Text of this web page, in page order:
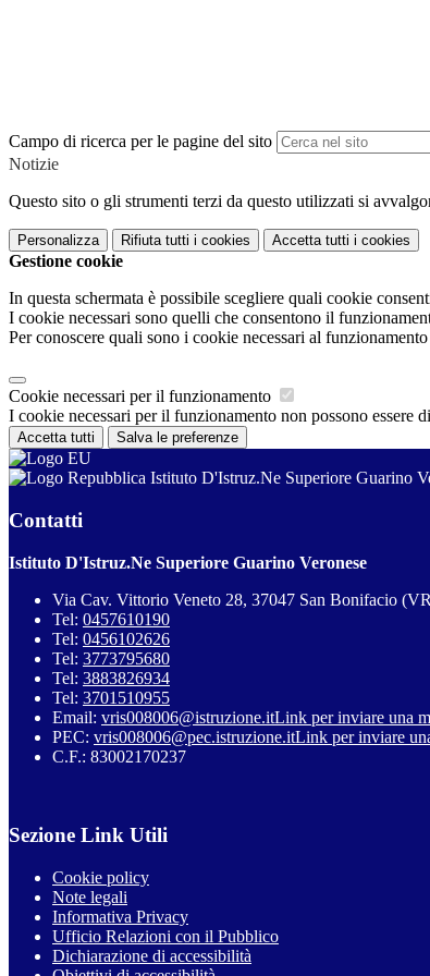
Campo di ricerca per le pagine del sito
Notizie
Questo sito o gli strumenti terzi da questo utilizzati si
Personalizza Rifiuta tutti i cookies Accetta tutti i cookies
Gestione cookie
In questa schermata è possibile scegliere quali cookie
I cookie necessari sono quelli che consentono il
Per conoscere quali sono i cookie necessari al
Cookie necessari per il funzionamento
I cookie necessari per il funzionamento non possono
Accetta tutti Salva le preferenze
Istituto D'Istruz.Ne Superiore Guarino
Contatti
Istituto D'Istruz.Ne Superiore Guarino Veronese
Via Cav. Vittorio Veneto 28, 37047 San Bonifacio
Tel: 0457610190
Tel: 0456102626
Tel: 3773795680
Tel: 3883826934
Tel: 3701510955
Email: vris008006@istruzione.itLink per inviare una
PEC: vris008006@pec.istruzione.itLink per inviare
C.F.: 83002170237
Sezione Link Utili
Cookie policy
Note legali
Informativa Privacy
Ufficio Relazioni con il Pubblico
Dichiarazione di accessibilità